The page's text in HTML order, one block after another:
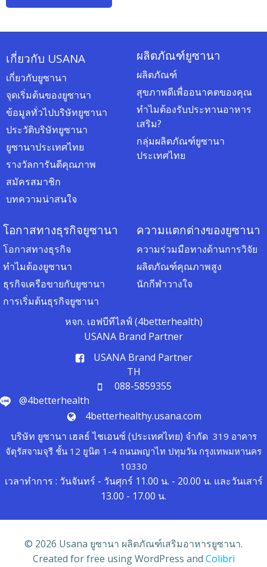
เกี่ยวกับ USANA
เกี่ยวกับยูซานา
จุดเริ่มต้นของยูซานา
ข้อมูลทั่วไปบริษัทยูซานา
ประวัติบริษัทยูซานา
ยูซานาประเทศไทย
รางวัลการันตีคุณภาพ
สมัครสมาชิก
บทความน่าสนใจ
ผลิตภัณฑ์ยูซานา
ผลิตภัณฑ์
สุขภาพดีเพื่ออนาคตของคุณ
ทำไมต้องรับประทานอาหาร
เสริม?
กลุ่มผลิตภัณฑ์ยูซานา
ประเทศไทย
โอกาสทางธุรกิจยูซานา
โอกาสทางธุรกิจ
ทำไมต้องยูซานา
ธุรกิจเครือขายกับยูซานา
การเริ่มต้นธุรกิจยูซานา
ความแตกต่างของยูซานา
ความร่วมมือทางด้านการวิจัย
ผลิตภัณฑ์คุณภาพสูง
นักกีฬาวางใจ
หจก. เอฟบีทีไลฟ์ (4betterhealth)
USANA Brand Partner
USANA Brand Partner
TH
088-5859355
@4betterhealth
4betterhealthy.usana.com
บริษัท ยูซานา เฮลธ์ ไชเอนซ์ (ประเทศไทย) จำกัด 319 อาคาร
จัตุรัสจามจุรี ชั้น 12 ยูนิต 1-4 ถนนพญาไท ปทุมวัน กรุงเทพมหานคร
10330
เวลาทำการ : วันจันทร์ - วันศุกร์ 11.00 น. - 20.00 น. และวันเสาร์
13.00 - 17.00 น.
© 2026 Usana ยูซานา ผลิตภัณฑ์เสริมอาหารยูซานา.
Created for free using WordPress and Colibri